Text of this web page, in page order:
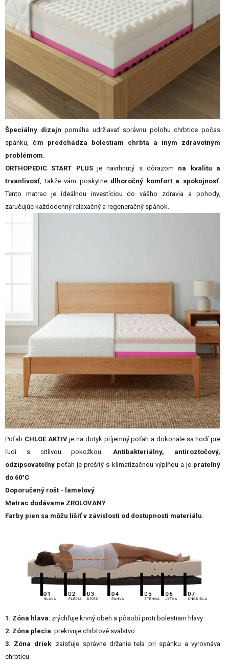
Špeciálny dizajn pomáha udržiavať správnu polohu chrbtice počas
spánku, čím predchádza bolestiam chrbta a iným zdravotným
problémom.
ORTHOPEDIC START PLUSje navrhnutý s dôrazom na kvalitu a
trvanlivosť, takže vám poskytne dlhoročný komfort a spokojnosť.
Tento matrac je ideálnou investíciou do vášho zdravia a pohody,
zaručujúc každodenný relaxačný a regeneračný spánok.
Poťah CHLOE AKTIVje na dotyk príjemný poťah a dokonale sa hodí pre
ľudí s citlivou pokožkou.Antibakteriálny, antiroztočový,
odzipsovateľný poťah je prešitý s klimatizačnou výplňou a je prateľný
do 60°C
Doporučený rošt - lamelový
Matrac dodávame ZROLOVANÝ
Farby pien sa môžu líšiť v závislosti od dostupnosti materiálu.
1. Zóna hlava: zrýchľuje krvný obeh a pôsobí proti bolestiam hlavy
2. Zóna plecia: prekrvuje chrbtové svalstvo
3. Zóna driek: zaisťuje správne držanie tela pri spánku a vyrovnáva
chrbticu